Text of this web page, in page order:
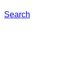
Search